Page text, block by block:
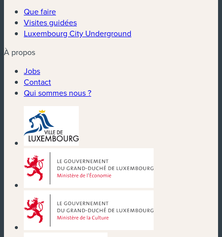
Que faire
Visites guidées
Luxembourg City Underground
À propos
Jobs
Contact
Qui sommes nous ?